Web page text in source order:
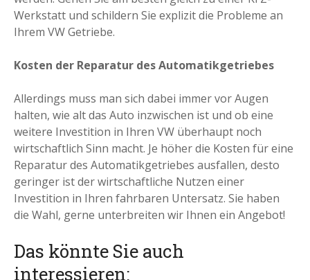
Werkstatt und schildern Sie explizit die Probleme an
Ihrem VW Getriebe.
Kosten der Reparatur des Automatikgetriebes
Allerdings muss man sich dabei immer vor Augen
halten, wie alt das Auto inzwischen ist und ob eine
weitere Investition in Ihren VW überhaupt noch
wirtschaftlich Sinn macht. Je höher die Kosten für eine
Reparatur des Automatikgetriebes ausfallen, desto
geringer ist der wirtschaftliche Nutzen einer
Investition in Ihren fahrbaren Untersatz. Sie haben
die Wahl, gerne unterbreiten wir Ihnen ein Angebot!
Das könnte Sie auch
interessieren: